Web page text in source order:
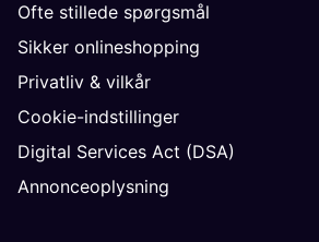
Ofte stillede spørgsmål
Sikker onlineshopping
Privatliv & vilkår
Cookie-indstillinger
Digital Services Act (DSA)
Annonceoplysning